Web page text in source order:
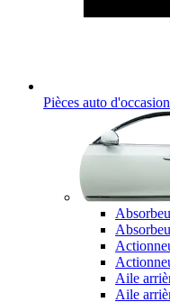
Pièces auto d'occasion
Aile
Aile